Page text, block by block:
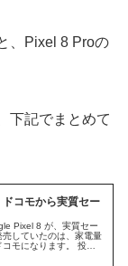
、Pixel 8 Proの
下記でまとめて
コモから実質セー
Pixel 8 が、実質セー
していたのは、家電量
モになります。 投げ